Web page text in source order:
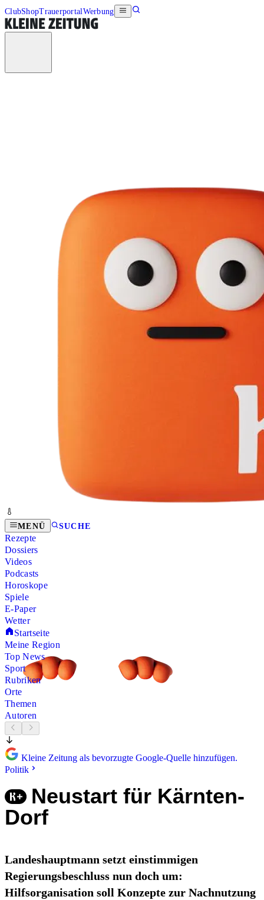
ClubShopTrauerportalWerbung
MENÜ SUCHE
Rezepte
Dossiers
Videos
Podcasts
Horoskope
Spiele
E-Paper
Wetter
Startseite
Meine Region
Top News
Sport
Rubriken
Orte
Themen
Autoren
Kleine Zeitung als bevorzugte Google-Quelle hinzufügen.
Politik
Neustart für Kärnten-
Dorf
Landeshauptmann setzt einstimmigen
Regierungsbeschluss nun doch um:
Hilfsorganisation soll Konzepte zur Nachnutzung